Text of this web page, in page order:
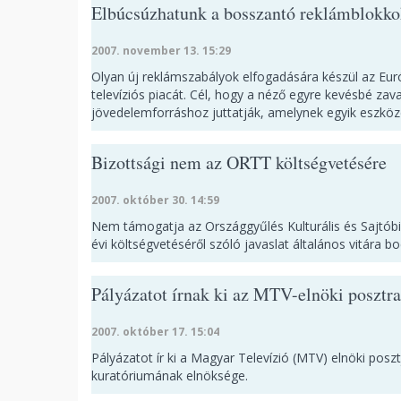
Elbúcsúzhatunk a bosszantó
2007. november 13. 15:29
Olyan új reklámszabályok elfogadására készül az
televíziós piacát. Cél, hogy a néző egyre kevésbé
jövedelemforráshoz juttatják, amelynek egyik
Bizottsági nem az ORTT költségvetésére
2007. október 30. 14:59
Nem támogatja az Országgyűlés Kulturális és
évi költségvetéséről szóló javaslat általános vitára
Pályázatot írnak ki az MTV-elnöki posztra
2007. október 17. 15:04
Pályázatot ír ki a Magyar Televízió (MTV) elnöki
kuratóriumának elnöksége.